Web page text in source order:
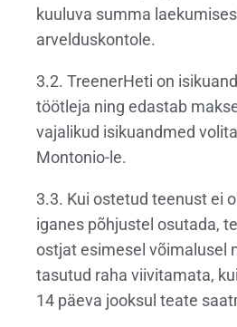
kuuluva summa
arvelduskontole.
3.2. TreenerHeti on
töötleja ning edastab
vajalikud isikuandmed
Montonio-le.
3.3. Kui ostetud teenust ei
iganes põhjustel osutada,
ostjat esimesel võimalusel
tasutud raha viivitamata,
14 päeva jooksul teate